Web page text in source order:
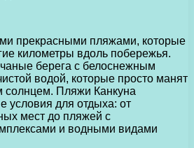
прекрасными пляжами, которые
километры вдоль побережья.
берега с белоснежным
водой, которые просто манят
солнцем. Пляжи Канкуна
условия для отдыха: от
мест до пляжей с
и водными видами